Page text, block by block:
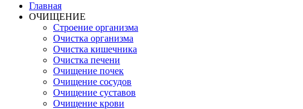
Главная
ОЧИЩЕНИЕ
Строение организма
Очистка организма
Очистка кишечника
Очистка печени
Очищение почек
Очищение сосудов
Очищение суставов
Очищение крови